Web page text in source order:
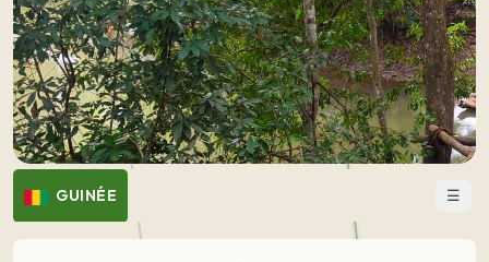
GUINÉE ☰